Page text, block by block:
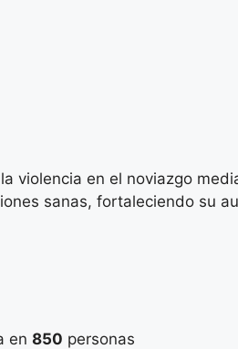
violencia en el noviazgo
sanas, fortaleciendo su
en 850 personas